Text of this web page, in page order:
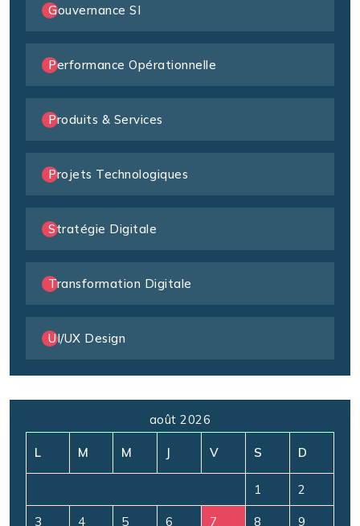
Gouvernance SI
Performance Opérationnelle
Produits & Services
Projets Technologiques
Stratégie Digitale
Transformation Digitale
UI/UX Design
août 2026
L M M J V S D
1 2
3 4 5 6 7 8 9